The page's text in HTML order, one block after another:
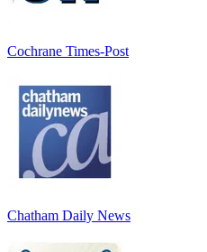
Cochrane Times-Post
Chatham Daily News